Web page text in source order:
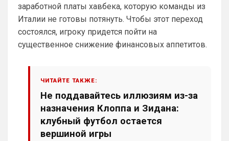
заработной платы хавбека, которую команды из
Италии не готовы потянуть. Чтобы этот переход
состоялся, игроку придется пойти на
существенное снижение финансовых аппетитов.
ЧИТАЙТЕ ТАКЖЕ:
Не поддавайтесь иллюзиям из-за
назначения Клоппа и Зидана:
клубный футбол остается
вершиной игры
чисто в нашу пользу, в чём обман-то? А
Гиттенс сидит на лавке, где и должен
подменять уставших-травмированных-
забаненных.
Britball
Ответ для Канонир
Вы наверное меня не поняли. Зачем мне
страница Арсенала? Я ее легко и так нашел
бы. Я спросил про сортировку новостей, т
Пока что нет. Но идея хорошая. На
данный момент только категории.
Можешь показать пример как именно